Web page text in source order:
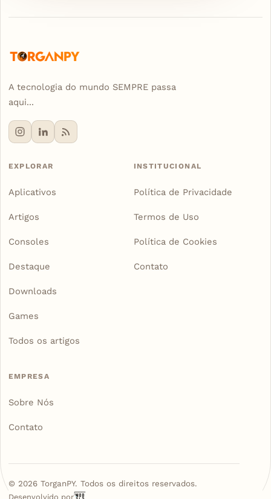
A tecnologia do mundo SEMPRE passa
aqui...
EXPLORAR
Aplicativos
Artigos
Consoles
Destaque
Downloads
Games
Todos os artigos
INSTITUCIONAL
Política de Privacidade
Termos de Uso
Política de Cookies
Contato
EMPRESA
Sobre Nós
Contato
© 2026TorganPY. Todos os direitos reservados.
Desenvolvido por